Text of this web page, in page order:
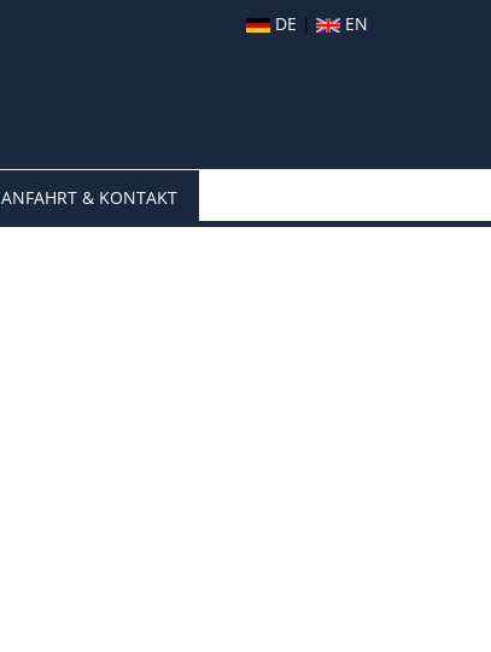
DE | EN
ANFAHRT & KONTAKT